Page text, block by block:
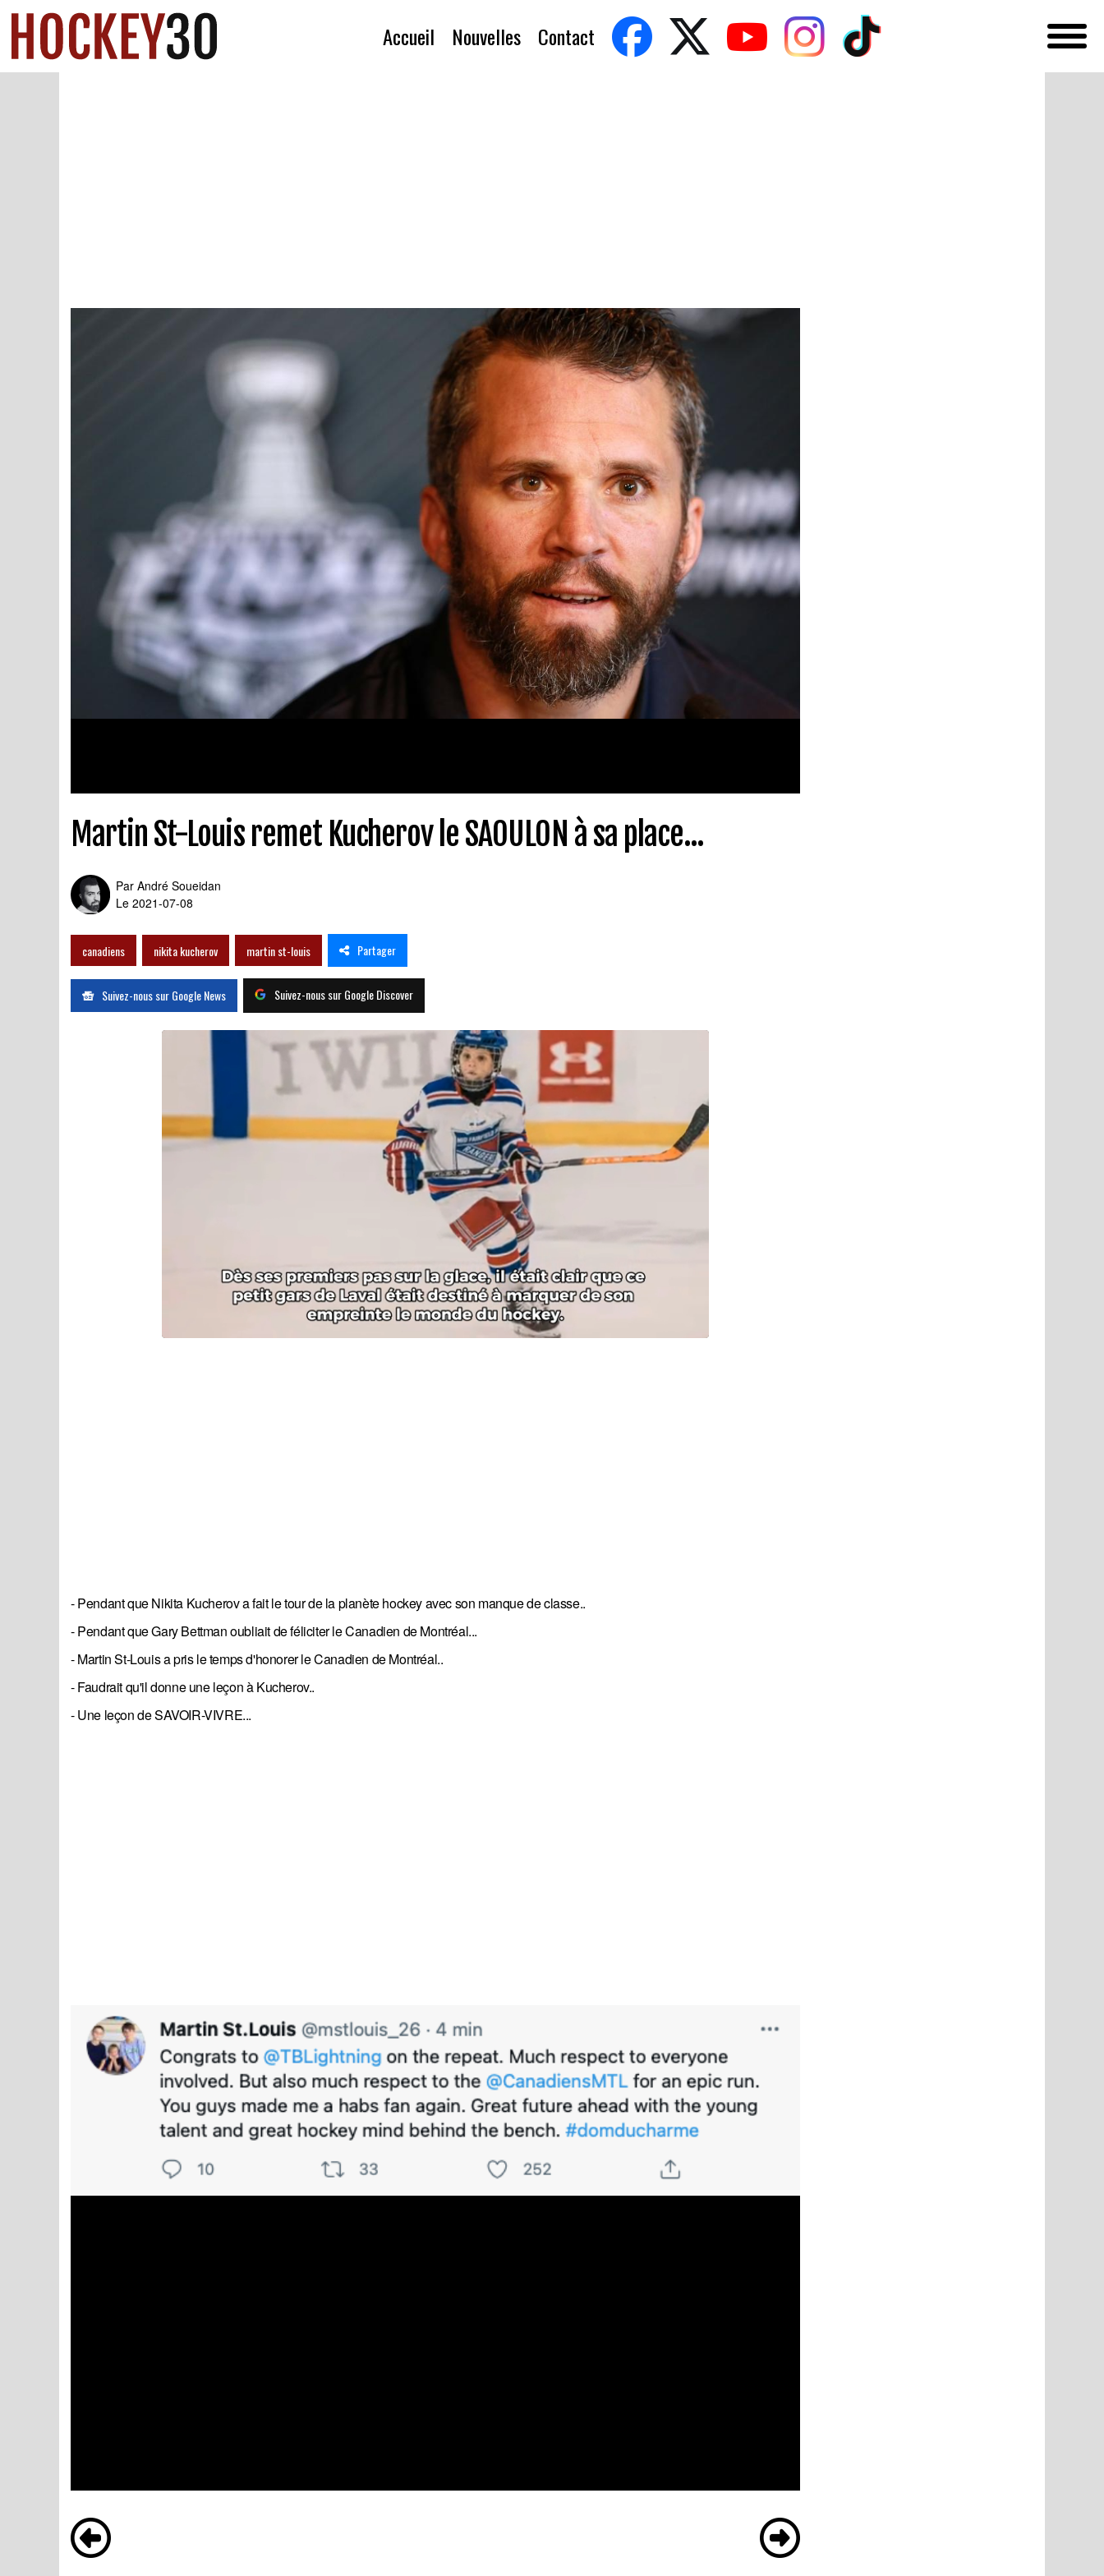
Accueil Nouvelles Contact
Martin St-Louis remet Kucherov le SAOULON à sa place...
Par André Soueidan
Le 2021-07-08
canadiens nikita kucherov martin st-louis Partager
Suivez-nous sur Google News Suivez-nous sur Google Discover
- Pendant que Nikita Kucherov a fait le tour de la planète hockey avec son manque de classe..
- Pendant que Gary Bettman oubliait de féliciter le Canadien de Montréal...
- Martin St-Louis a pris le temps d'honorer le Canadien de Montréal..
- Faudrait qu'il donne une leçon à Kucherov..
- Une leçon de SAVOIR-VIVRE...